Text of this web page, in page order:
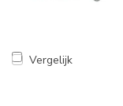
Vergelijk